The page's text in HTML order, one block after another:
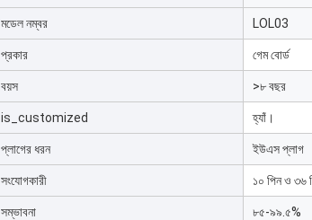
মডেল নম্বর LOL03
প্রকার গেম বোর্ড
বয়স >৮ বছর
is_customized হ্যাঁ।
প্লাগের ধরন ইউএস প্লাগ
সংযোগকারী ১০ পিন ও ৩৬
সম্ভাবনা ৮৫-৯৯.৫%